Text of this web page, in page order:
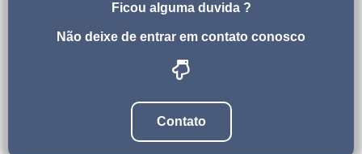
Ficou alguma duvida ?
Não deixe de entrar em contato conosco
Contato